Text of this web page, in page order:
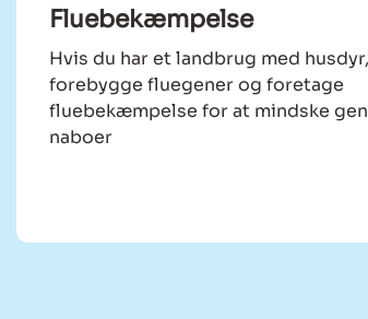
Fluebekæmpelse
Hvis du har et landbrug med
forebygge fluegener og foretage
fluebekæmpelse for at mindske
naboer